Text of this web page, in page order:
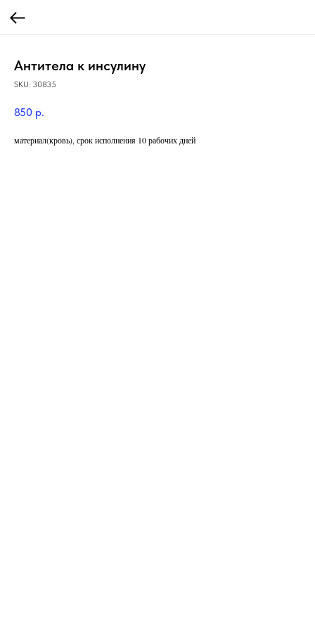
Антитела к инсулину
SKU: 30835
850 р.
материал(кровь), срок исполнения 10 рабочих дней